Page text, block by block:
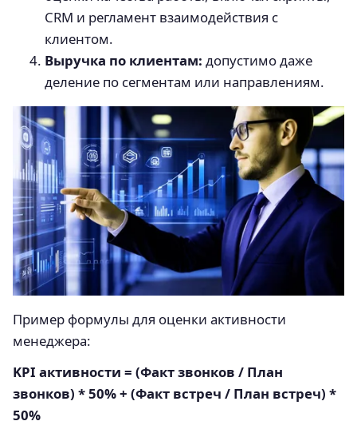
CRM и регламент взаимодействия с
клиентом.
Выручка по клиентам: допустимо даже
деление по сегментам или направлениям.
Пример формулы для оценки активности
менеджера:
KPI активности = (Факт звонков / План
звонков) * 50% + (Факт встреч / План встреч) *
50%